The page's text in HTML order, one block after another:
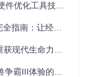
度与系统资源
示器适配
形成覆盖1.20e
过20类典型兼
具技术突破全解析
典游戏重获新生
命力的增强工具
体验的必备工具